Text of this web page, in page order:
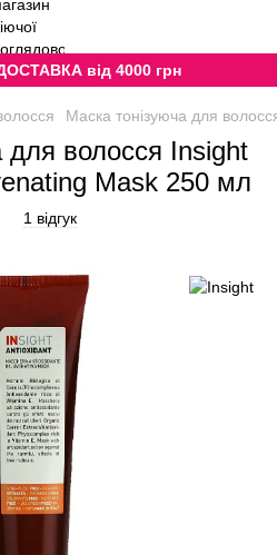
від 4000 грн
Маска тонізуюча для
для волосся Insight
Mask 250 мл
1 відгук